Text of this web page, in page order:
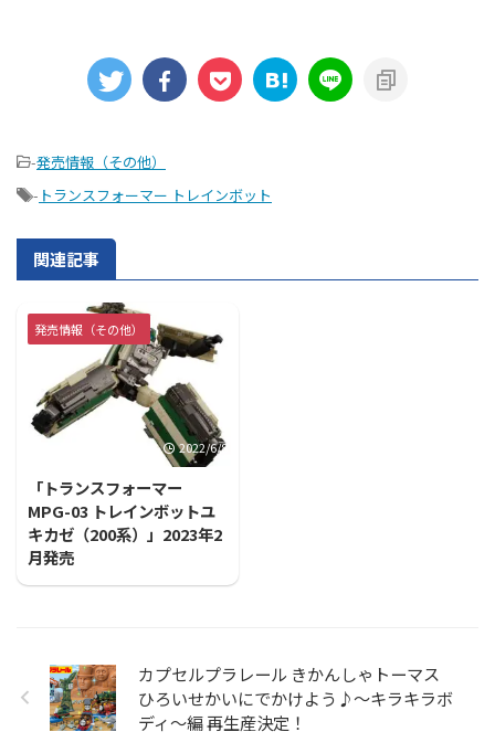
-発売情報（その他）
- トランスフォーマー トレインボット
関連記事
発売情報（その他）
2022/6/8
「トランスフォーマー
MPG-03 トレインボットユ
キカゼ（200系）」2023年2
月発売
カプセルプラレール きかんしゃトーマス
ひろいせかいにでかけよう♪〜キラキラボ
ディ〜編 再生産決定！